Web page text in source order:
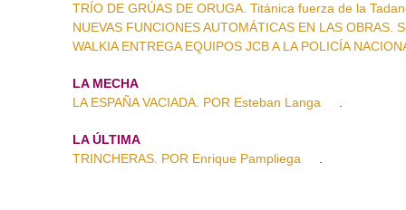
TRÍO DE GRÚAS DE ORUGA. Titánica fuerza de la
NUEVAS FUNCIONES AUTOMÁTICAS EN LAS OBRAS.
WALKIA ENTREGA EQUIPOS JCB A LA POLICÍA
LA MECHA
LA ESPAÑA VACIADA. POR Esteban Langa
.
LA ÚLTIMA
TRINCHERAS. POR Enrique Pampliega
.